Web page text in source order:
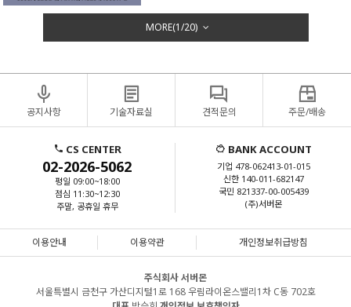
MORE(1/20)
공지사항 기술자료실 견적문의 주문/배송
CS CENTER
02-2026-5062
평일 09:00~18:00
점심 11:30~12:30
주말, 공휴일 휴무
BANK ACCOUNT
기업 478-062413-01-015
신한 140-011-682147
국민 821337-00-005439
(주)서버몬
이용안내 이용약관 개인정보취급방침
주식회사 서버몬
서울특별시 금천구 가산디지털1로 168 우림라이온스밸리1차 C동 702호